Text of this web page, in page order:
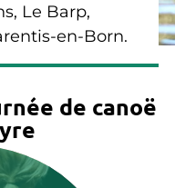
Le Barp,
en-Born.
de canoë